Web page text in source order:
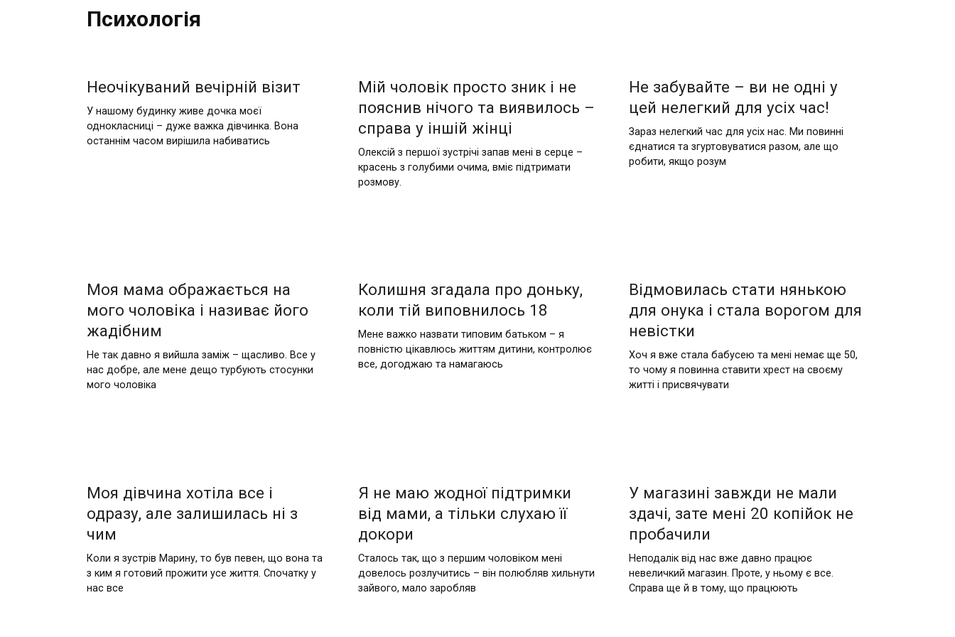
Психологія
Неочікуваний вечірній візит
У нашому будинку живе дочка моєї
однокласниці – дуже важка дівчинка. Вона
останнім часом вирішила набиватись
Мій чоловік просто зник і не
пояснив нічого та виявилось –
справа у іншій жінці
Олексій з першої зустрічі запав мені в серце –
красень з голубими очима, вміє підтримати
розмову.
Не забувайте – ви не одні у
цей нелегкий для усіх час!
Зараз нелегкий час для усіх нас. Ми повинні
єднатися та згуртовуватися разом, але що
робити, якщо розум
Моя мама ображається на
мого чоловіка і називає його
жадібним
Не так давно я вийшла заміж – щасливо. Все у
нас добре, але мене дещо турбують стосунки
мого чоловіка
Колишня згадала про доньку,
коли тій виповнилось 18
Мене важко назвати типовим батьком – я
повністю цікавлюсь життям дитини, контролює
все, догоджаю та намагаюсь
Відмовилась стати нянькою
для онука і стала ворогом для
невістки
Хоч я вже стала бабусею та мені немає ще 50,
то чому я повинна ставити хрест на своєму
житті і присвячувати
Моя дівчина хотіла все і
одразу, але залишилась ні з
чим
Коли я зустрів Марину, то був певен, що вона та
з ким я готовий прожити усе життя. Спочатку у
нас все
Я не маю жодної підтримки
від мами, а тільки слухаю її
докори
Сталось так, що з першим чоловіком мені
довелось розлучитись – він полюбляв хильнути
зайвого, мало заробляв
У магазині завжди не мали
здачі, зате мені 20 копійок не
пробачили
Неподалік від нас вже давно працює
невеличкий магазин. Проте, у ньому є все.
Справа ще й в тому, що працюють